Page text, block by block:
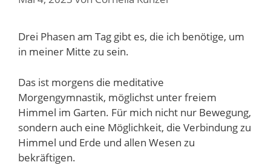
Drei Phasen am Tag gibt es, die ich benötige, um
in meiner Mitte zu sein.
Das ist morgens die meditative
Morgengymnastik, möglichst unter freiem
Himmel im Garten. Für mich nicht nur Bewegung,
sondern auch eine Möglichkeit, die Verbindung zu
Himmel und Erde und allen Wesen zu
bekräftigen.